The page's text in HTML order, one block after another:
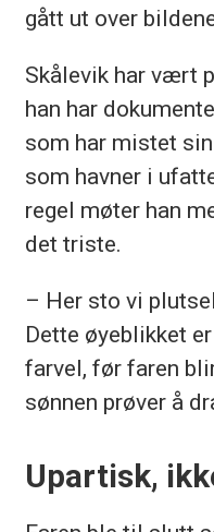
gått ut over
Skålevik har vært
han har
som har mistet
som havner i
regel møter han
det triste.
– Her sto vi
Dette øyeblikket
farvel, før faren
sønnen prøver å
Upartisk,